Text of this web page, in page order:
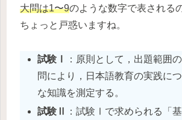
大問は1〜9のような数字で表される
ちょっと戸惑いますね。
試験Ⅰ
：原則として，出題範囲
問により，日本語教育の実践に
な知識を測定する。
試験Ⅱ
：試験Ⅰで求められる「基